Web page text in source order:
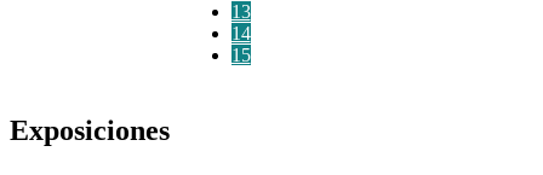
13
14
15
Exposiciones